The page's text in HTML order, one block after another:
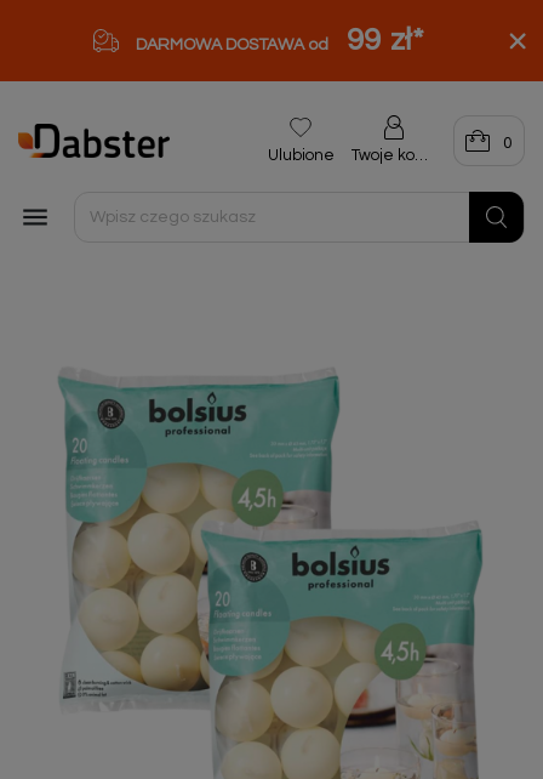
DARMOWA DOSTAWA od 99 zł*

Ulubione Twoje konto
0